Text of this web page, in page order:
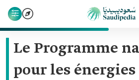
Le Programme
pour les énergies